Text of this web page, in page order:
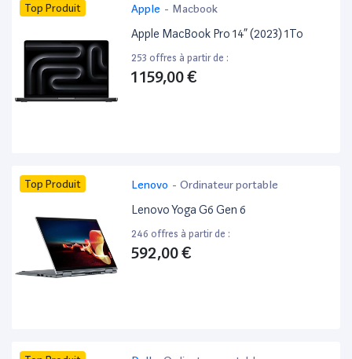
Top Produit Apple - Macbook
Apple MacBook Pro 14” (2023) 1To
253 offres à partir de :
1 159,00 €
Top Produit Lenovo - Ordinateur portable
Lenovo Yoga G6 Gen 6
246 offres à partir de :
592,00 €